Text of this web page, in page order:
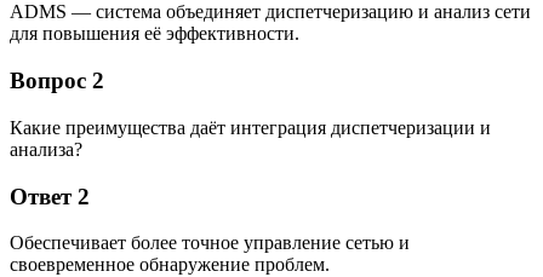
ADMS — система объединяет диспетчеризацию и анализ сети
для повышения её эффективности.
Вопрос 2
Какие преимущества даёт интеграция диспетчеризации и
анализа?
Ответ 2
Обеспечивает более точное управление сетью и
своевременное обнаружение проблем.